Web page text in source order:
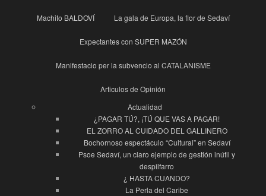
Machito BALDOVÍ La gala de Europa, la flor de Sedaví
Expectantes con SUPER MAZÓN
Manifestacio per la subvencio al CATALANISME
Articulos de Opinión
Actualidad
¿PAGAR TÚ?, ¡TÚ QUE VAS A PAGAR!
EL ZORRO AL CUIDADO DEL GALLINERO
Bochornoso espectáculo “Cultural” en Sedaví
Psoe Sedaví, un claro ejemplo de gestión inútil y
despilfarro
¿ HASTA CUANDO?
La Perla del Caribe